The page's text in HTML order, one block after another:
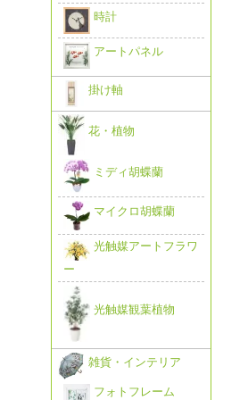
時計
アートパネル
掛け軸
花・植物
ミディ胡蝶蘭
マイクロ胡蝶蘭
光触媒アートフラワ
ー
光触媒観葉植物
雑貨・インテリア
フォトフレーム